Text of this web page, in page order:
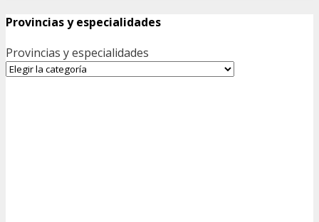
Provincias y especialidades
Provincias y especialidades